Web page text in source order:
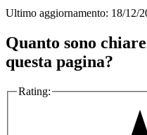
Ultimo aggiornamento: 18/12/
Quanto sono
questa pagina?
Rating: